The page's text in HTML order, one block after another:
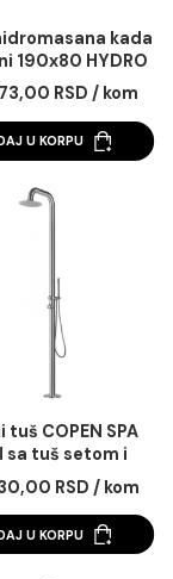
hidromasana
190x80
PLUS set
RSD /
tuš COPEN